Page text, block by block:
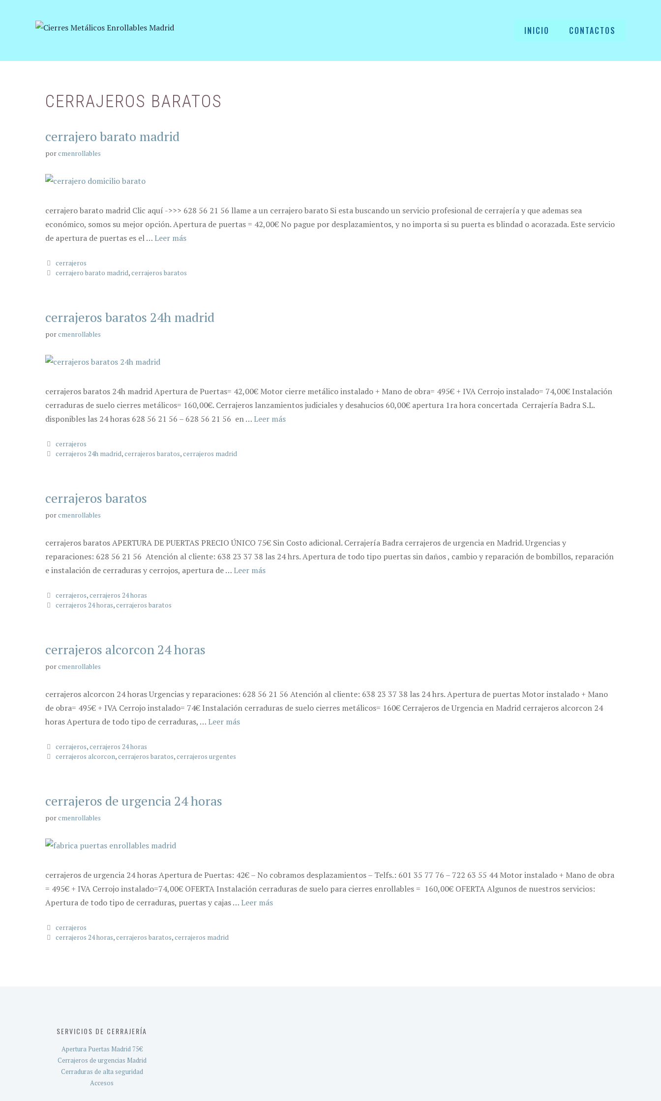
INICIO CONTACTOS
CERRAJEROS BARATOS
cerrajero barato madrid
porcmenrollables
cerrajero barato madrid Clic aquí ->>> 628 56 21 56 llame a un cerrajero barato Si esta buscando un servicio profesional de cerrajería y que ademas sea
económico, somos su mejor opción. Apertura de puertas = 42,00€ No pague por desplazamientos, y no importa si su puerta es blindad o acorazada. Este servicio
de apertura de puertas es el … Leer más
Categorías
cerrajeros
Etiquetas
cerrajero barato madrid,cerrajeros baratos
cerrajeros baratos 24h madrid
porcmenrollables
cerrajeros baratos 24h madrid Apertura de Puertas= 42,00€ Motor cierre metálico instalado + Mano de obra= 495€ + IVA Cerrojo instalado= 74,00€ Instalación
cerraduras de suelo cierres metálicos= 160,00€. Cerrajeros lanzamientos judiciales y desahucios 60,00€ apertura 1ra hora concertada Cerrajería Badra S.L.
disponibles las 24 horas 628 56 21 56 – 628 56 21 56 en … Leer más
Categorías
cerrajeros
Etiquetas
cerrajeros 24h madrid,cerrajeros baratos,cerrajeros madrid
cerrajeros baratos
porcmenrollables
cerrajeros baratos APERTURA DE PUERTAS PRECIO ÚNICO 75€ Sin Costo adicional. Cerrajería Badra cerrajeros de urgencia en Madrid. Urgencias y
reparaciones: 628 56 21 56 Atención al cliente: 638 23 37 38 las 24 hrs. Apertura de todo tipo puertas sin daños , cambio y reparación de bombillos, reparación
e instalación de cerraduras y cerrojos, apertura de … Leer más
Categorías
cerrajeros,cerrajeros 24 horas
Etiquetas
cerrajeros 24 horas,cerrajeros baratos
cerrajeros alcorcon 24 horas
porcmenrollables
cerrajeros alcorcon 24 horas Urgencias y reparaciones: 628 56 21 56 Atención al cliente: 638 23 37 38 las 24 hrs. Apertura de puertas Motor instalado + Mano
de obra= 495€ + IVA Cerrojo instalado= 74€ Instalación cerraduras de suelo cierres metálicos= 160€ Cerrajeros de Urgencia en Madrid cerrajeros alcorcon 24
horas Apertura de todo tipo de cerraduras, … Leer más
Categorías
cerrajeros,cerrajeros 24 horas
Etiquetas
cerrajeros alcorcon,cerrajeros baratos,cerrajeros urgentes
cerrajeros de urgencia 24 horas
porcmenrollables
cerrajeros de urgencia 24 horas Apertura de Puertas: 42€ – No cobramos desplazamientos – Telfs.: 601 35 77 76 – 722 63 55 44 Motor instalado + Mano de obra
= 495€ + IVA Cerrojo instalado=74,00€ OFERTA Instalación cerraduras de suelo para cierres enrollables = 160,00€ OFERTA Algunos de nuestros servicios:
Apertura de todo tipo de cerraduras, puertas y cajas … Leer más
Categorías
cerrajeros
Etiquetas
cerrajeros 24 horas,cerrajeros baratos,cerrajeros madrid
SERVICIOS DE CERRAJERÍA
Apertura Puertas Madrid 75€
Cerrajeros de urgencias Madrid
Cerraduras de alta seguridad
Accesos